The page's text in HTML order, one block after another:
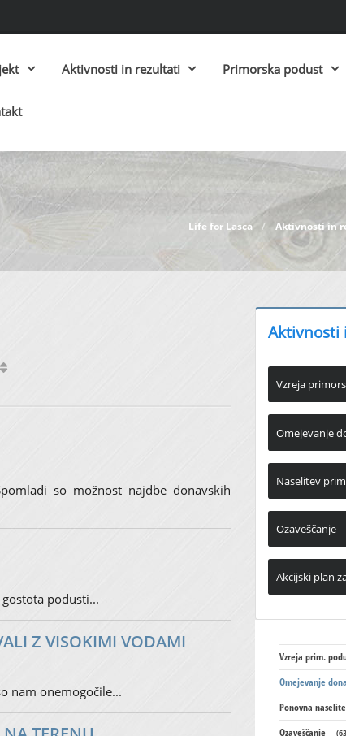
Aktivnosti in rezultati Primorska podust
Life for Lasca / Aktivnosti in
so možnost najdbe donavskih
podusti...
Z VISOKIMI VODAMI
nam onemogočile...
Aktivnosti
Vzreja
Omejevanje
Naselitev
Ozaveščanje
Akcijski plan
Vzreja prim.
Omejevanje
Ponovna
Ozaveščanje